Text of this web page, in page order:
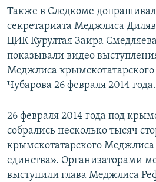
Также в Следкоме
секретариата Меджлиса
ЦИК Курултая Заира
показывали видео
Меджлиса крымскотатарского
Чубарова 26 февраля 2014 года.
26 февраля 2014 года под
собрались несколько тысяч
крымскотатарского Меджлиса
единства». Организаторами
выступили глава Меджлиса